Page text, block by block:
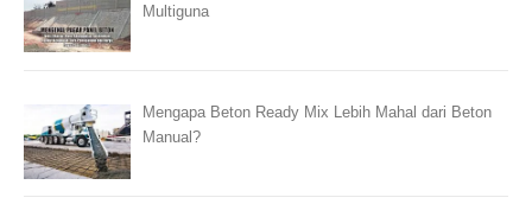
Multiguna
Mengapa Beton Ready Mix Lebih Mahal dari Beton
Manual?